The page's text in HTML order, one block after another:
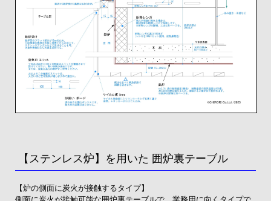
【ステンレス炉】を用いた 囲炉裏テーブル
【炉の側面に炭火が接触するタイプ】